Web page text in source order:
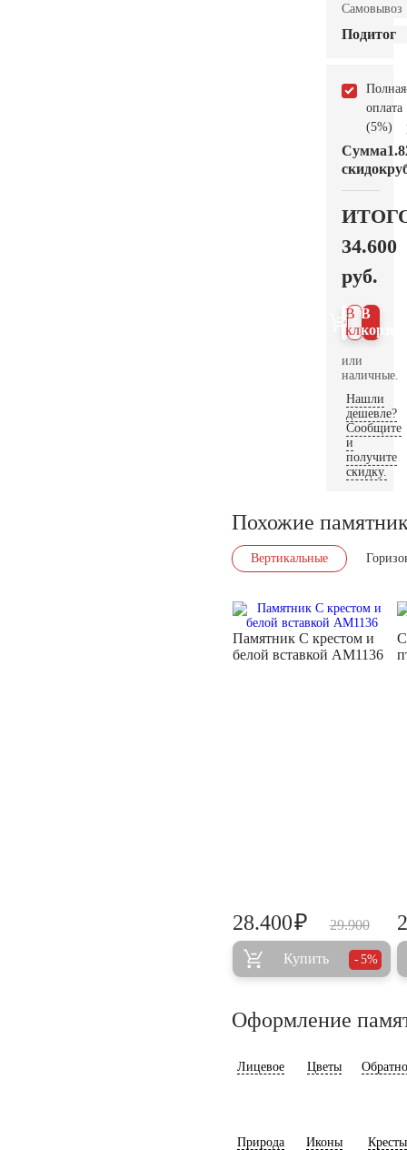
Самовывоз
Подитог
Полная
оплата
(5%)
Сумма
скидок
34.600
руб.
В
В 1
клик
или
наличные.
Нашли
дешевле?
Сообщите
и
получите
скидку.
Похожие
Вертикальные
Памятник С крестом и
белой вставкой AM1136
29.900
28.400₽
Купить 5%
Оформление
Лицевое Цветы
Природа Иконы Кресты